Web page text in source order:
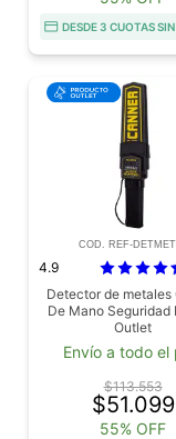
DESDE 3 CUOTAS
COD. REF-
4.9
Detector de metales
De Mano Seguridad
Outlet
Envío a todo el
$113.553
$51.099
55% OFF